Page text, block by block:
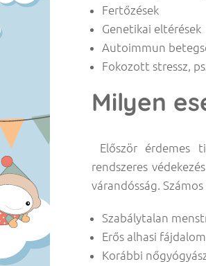
Fertőzések
Genetikai eltérések
Autoimmun
Fokozott stressz,
Milyen
Először érdemes
rendszeres
várandósság.
Szabálytalan
Erős alhasi fájdalom
Korábbi